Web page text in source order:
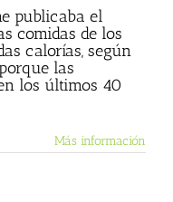
publicaba el
comidas de los
calorías, según
las
los últimos 40
Más información